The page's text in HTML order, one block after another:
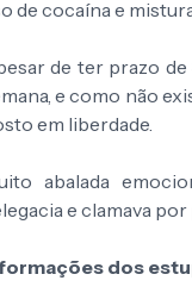
de cocaína e
de ter prazo
e como não
em liberdade.
abalada
e clamava
dos